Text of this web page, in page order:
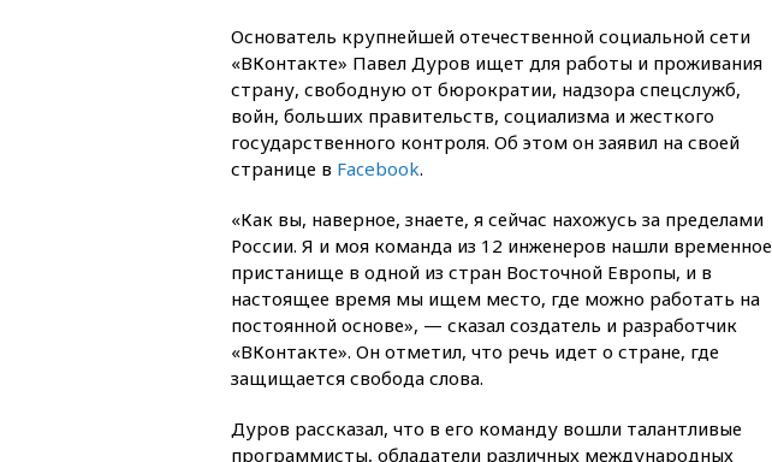
Основатель крупнейшей отечественной социальной сети
«ВКонтакте» Павел Дуров ищет для работы и проживания
страну, свободную от бюрократии, надзора спецслужб,
войн, больших правительств, социализма и жесткого
государственного контроля. Об этом он заявил на своей
странице в Facebook.
«Как вы, наверное, знаете, я сейчас нахожусь за пределами
России. Я и моя команда из 12 инженеров нашли временное
пристанище в одной из стран Восточной Европы, и в
настоящее время мы ищем место, где можно работать на
постоянной основе», — сказал создатель и разработчик
«ВКонтакте». Он отметил, что речь идет о стране, где
защищается свобода слова.
Дуров рассказал, что в его команду вошли талантливые
программисты, обладатели различных международных